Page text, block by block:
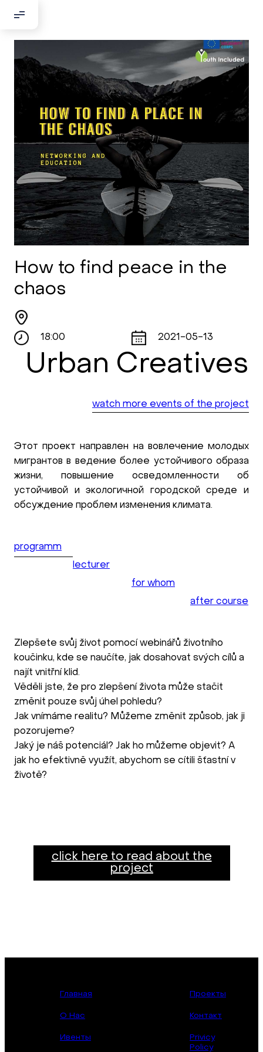
Если вы хотите с нами связаться,
пожалуйста, контактируйте нас:
По адресу:
Kontaktní e-mail:
youthincluded@gmail.com
Или в соцсети Telegram:
@Interkulturnipracepraha14
How to find peace in the
chaos
18:00 2021-05-13
Urban Creatives
watch more events of the project
Этот проект направлен на вовлечение молодых
мигрантов в ведение более устойчивого образа
жизни, повышение осведомленности об
устойчивой и экологичной городской среде и
обсуждение проблем изменения климата.
programm
lecturer
for whom
after course
Zlepšete svůj život pomocí webinářů životního
koučinku, kde se naučíte, jak dosahovat svých cílů a
najít vnitřní klid.
Věděli jste, že pro zlepšení života může stačit
změnit pouze svůj úhel pohledu?
Jak vnímáme realitu? Můžeme změnit způsob, jak ji
pozorujeme?
Jaký je náš potenciál? Jak ho můžeme objevit? A
jak ho efektivně využít, abychom se cítili šťastní v
životě?
click here to read about the
project
Главная
О Нас
Ивенты
Проекты
Контакт
Privicy
Policy